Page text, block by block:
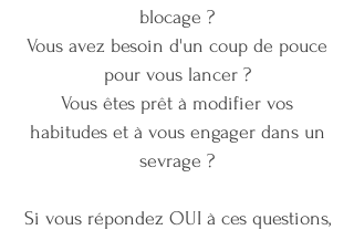
blocage ?
Vous avez besoin d'un coup de pouce
pour vous lancer ?
Vous êtes prêt à modifier vos
habitudes et à vous engager dans un
sevrage ?
Si vous répondez OUI à ces questions,